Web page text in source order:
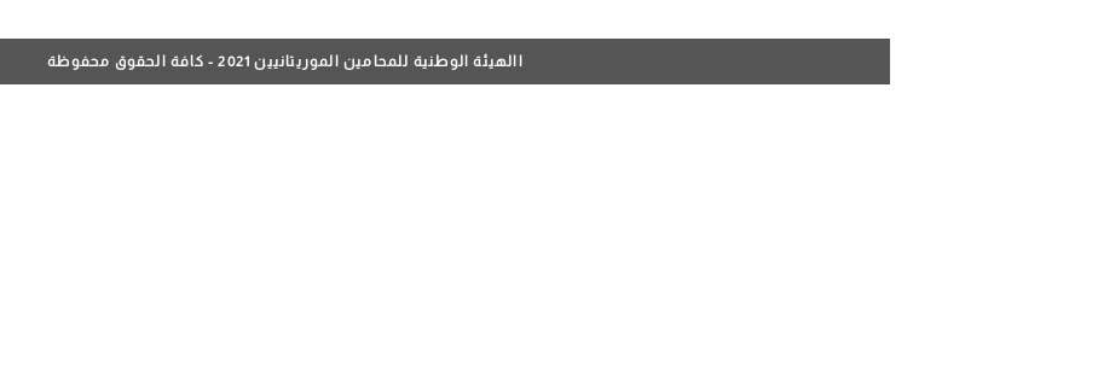
االهيئة الوطنية للمحامين الموريتانيين 2021 - كافة الحقوق محفوظة